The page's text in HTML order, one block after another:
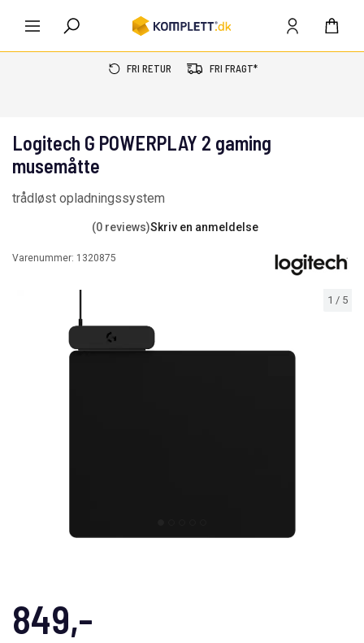
FRI RETUR FRI FRAGT*
1 / 5
Logitech G POWERPLAY 2 gaming
musemåtte
trådløst opladningssystem
(0 reviews)Skriv en anmeldelse
Varenummer: 1320875
849,-